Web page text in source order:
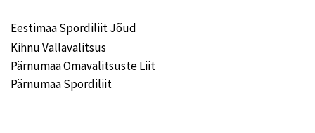
Eestimaa Spordiliit Jõud
Kihnu Vallavalitsus
Pärnumaa Omavalitsuste Liit
Pärnumaa Spordiliit